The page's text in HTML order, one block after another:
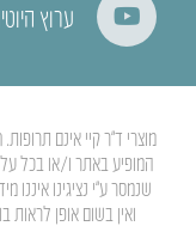
ערוץ
מוצרי ד”ר קיי אינם
המופיע באתר ו/או בכל
שנמסר ע”י נציגינו
ואין בשום אופן